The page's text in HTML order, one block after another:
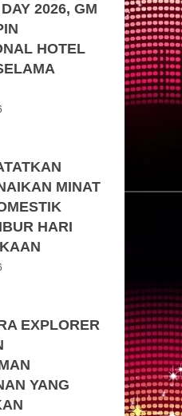
2026, GM
HOTEL
MINAT
HARI
EXPLORER
YANG